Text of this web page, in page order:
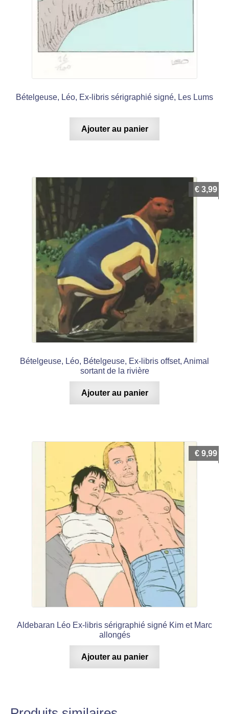
Bételgeuse, Léo, Ex-libris sérigraphié signé, Les Lums
Ajouter au panier
Bételgeuse, Léo, Bételgeuse, Ex-libris offset, Animal
sortant de la rivière
€ 3,99
Ajouter au panier
Aldebaran Léo Ex-libris sérigraphié signé Kim et Marc
allongés
€ 9,99
Ajouter au panier